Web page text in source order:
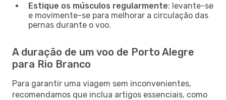
Estique os músculos regularmente: levante-se
e movimente-se para melhorar a circulação das
pernas durante o voo.
A duração de um voo de Porto Alegre
para Rio Branco
Para garantir uma viagem sem inconvenientes,
recomendamos que inclua artigos essenciais, como